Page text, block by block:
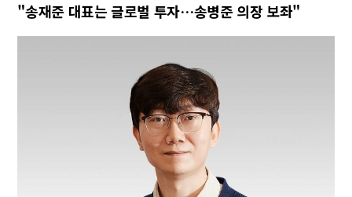
"송재준 대표는 글로벌 투자…송병준 의장 보좌"